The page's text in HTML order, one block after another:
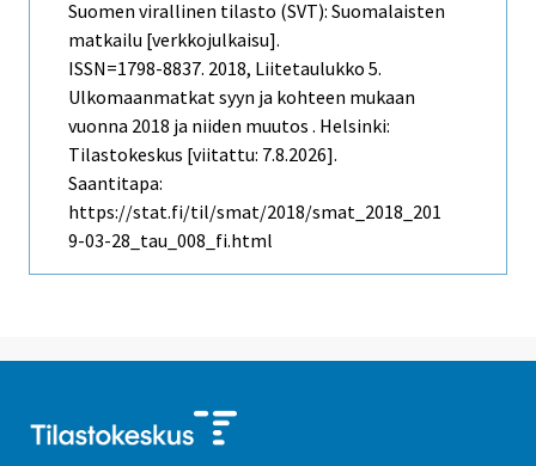
Suomen virallinen tilasto (SVT): Suomalaisten
matkailu [verkkojulkaisu].
ISSN=1798-8837. 2018, Liitetaulukko 5.
Ulkomaanmatkat syyn ja kohteen mukaan
vuonna 2018 ja niiden muutos . Helsinki:
Tilastokeskus [viitattu: 7.8.2026].
Saantitapa:
https://stat.fi/til/smat/2018/smat_2018_201
9-03-28_tau_008_fi.html